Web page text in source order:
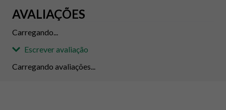
AVALIAÇÕES
Carregando...
Escrever avaliação
Carregando avaliações...